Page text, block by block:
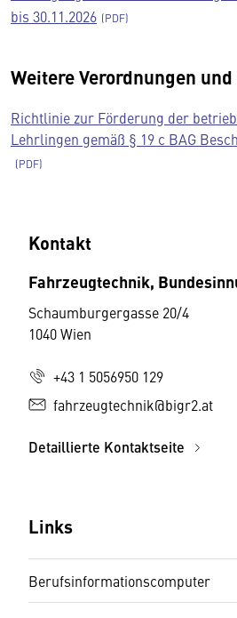
bis 30.11.2026
Weitere Verordnungen
Richtlinie zur Förderung der
Lehrlingen gemäß § 19 c BAG
Kontakt
Fahrzeugtechnik,
Schaumburgergasse 20/4
1040 Wien
+43 1 5056950 129
fahrzeugtechnik@bigr2.at
Detaillierte Kontaktseite
Links
Berufsinformationscomputer